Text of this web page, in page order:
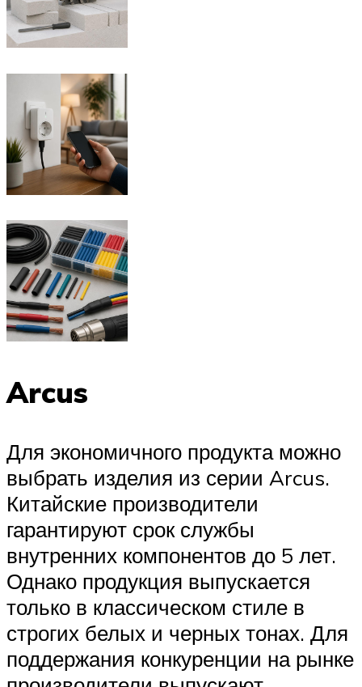
Arcus
Для экономичного продукта можно
выбрать изделия из серии Arcus.
Китайские производители
гарантируют срок службы
внутренних компонентов до 5 лет.
Однако продукция выпускается
только в классическом стиле в
строгих белых и черных тонах. Для
поддержания конкуренции на рынке